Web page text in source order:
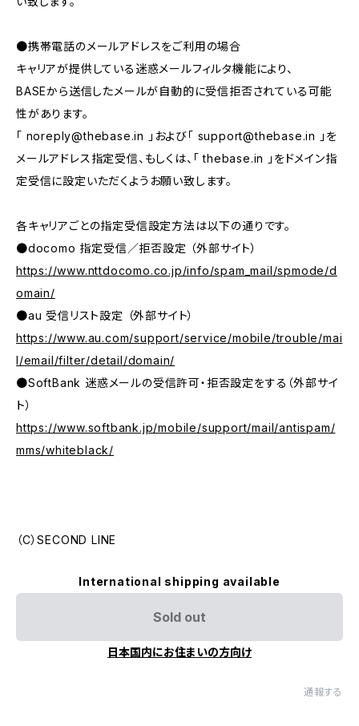
●携帯電話のメールアドレスをご利用の場合
キャリアが提供している迷惑メールフィルタ機能により、
BASEから送信したメールが自動的に受信拒否されている可能
性があります。
「 noreply@thebase.in 」および「 support@thebase.in
」を
メールアドレス指定受信、もしくは、「 thebase.in 」をドメイン指
定受信に設定いただくようお願い致します。
各キャリアごとの指定受信設定方法は以下の通りです。
●docomo 指定受信／拒否設定 （外部サイト）
https://www.nttdocomo.co.jp/info/spam_mail/spmode/d
omain/
●au 受信リスト設定 （外部サイト）
https://www.au.com/support/service/mobile/trouble/mai
l/email/filter/detail/domain/
●SoftBank 迷惑メールの受信許可・拒否設定をする（外部サイ
ト）
https://www.softbank.jp/mobile/support/mail/antispam/
mms/whiteblack/
（C）SECOND LINE
International shipping available
Sold out
日本国内にお住まいの方向け
通報する